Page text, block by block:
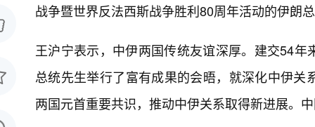
战争暨世界反法西斯战争胜利80周年活动的伊朗
王沪宁表示，中伊两国传统友谊深厚。建交54
总统先生举行了富有成果的会晤，就深化中伊
两国元首重要共识，推动中伊关系取得新进展。